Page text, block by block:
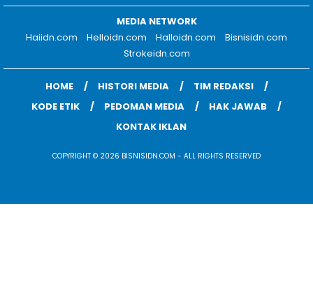
MEDIA NETWORK
Haiidn.com
Helloidn.com Halloidn.com
Bisnisidn.com
Strokeidn.com
HOME HISTORI MEDIA
TIM REDAKSI
KODE ETIK
PEDOMAN MEDIA
HAK JAWAB
KONTAK IKLAN
COPYRIGHT © 2026 BISNISIDN.COM - ALL RIGHTS RESERVED